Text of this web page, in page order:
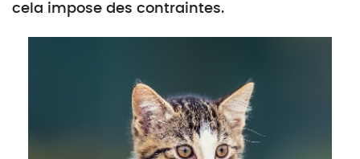
cela impose des contraintes.